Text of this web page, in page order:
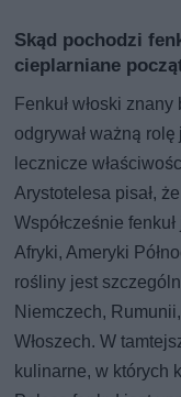
Skąd pochodzi
cieplarniane
Fenkuł włoski
odgrywał ważną
lecznicze
Arystotelesa pisał,
Współcześnie
Afryki, Ameryki
rośliny jest
Niemczech,
Włoszech. W
kulinarne, w których